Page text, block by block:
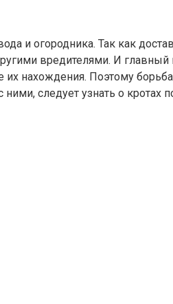
и огородника. Так как
вредителями. И
нахождения. Поэтому
следует узнать о кротах